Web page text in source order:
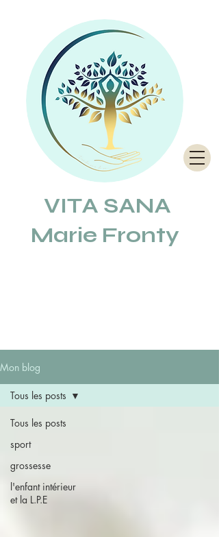
VITA SANA
Marie Fronty
Mon blog
Tous les posts
sport
grossesse
l'enfant intérieur
et la L.P.E
Tous les posts